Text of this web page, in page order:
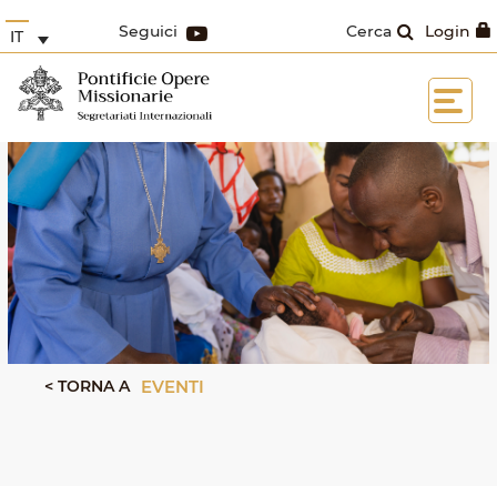
Login
Cerca
Seguici
IT
< TORNA A EVENTI